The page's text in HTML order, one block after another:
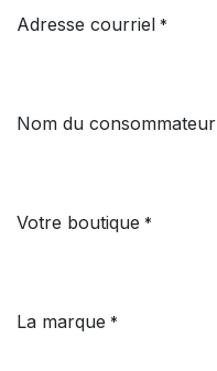
Adresse courriel *
Nom du consommateur
Votre boutique *
La marque *